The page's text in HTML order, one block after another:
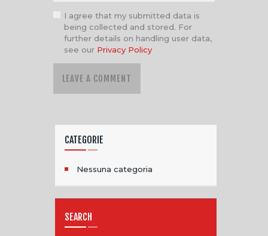
I agree that my submitted data is
being collected and stored. For
further details on handling user data,
see our Privacy Policy
CATEGORIE
Nessuna categoria
SEARCH